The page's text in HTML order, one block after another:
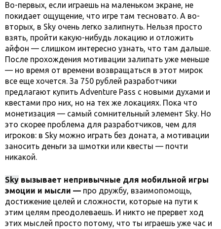
Во-первых, если играешь на маленьком экране, не
покидает ощущение, что игре там тесновато. А во-
вторых, в Sky очень легко залипнуть. Нельзя просто
взять, пройти какую-нибудь локацию и отложить
айфон — слишком интересно узнать, что там дальше.
После прохождения мотивации залипать уже меньше
— но время от времени возвращаться в этот мирок
все еще хочется. За 750 рублей разработчики
предлагают купить Adventure Pass c новыми духами и
квестами про них, но на тех же локациях. Пока что
монетизация — самый сомнительный элемент Sky. Но
это скорее проблема для разработчиков, чем для
игроков: в Sky можно играть без доната, а мотивации
заносить деньги за шмотки или квесты — почти
никакой.
Sky вызывает непривычные для мобильной игры
эмоции и мысли — про дружбу, взаимопомощь,
достижение целей и сложности, которые на пути к
этим целям преодолеваешь. И никто не прервет ход
этих мыслей просто потому, что ты играешь уже час и